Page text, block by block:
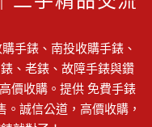
手錶、南投收購手錶、
、老錶、故障手錶與鑽
價收購。提供 免費手錶
誠信公道，高價收購，